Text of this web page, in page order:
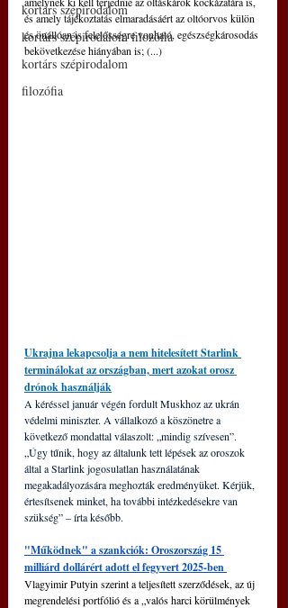
kortárs szépirodalom
kortárs szépirodalom filozófia
kortárs szépirodalom
filozófia
és amely tájékoztatás elmaradásáért az oltóorvos külön
és önállóan is felelősségre vonható, egészségkárosodás
bekövetkezése hiányában is; (...)
Ukrajna lekapcsolja a nem hitelesített Starlink
terminálokat az országban, mert azokat orosz
drónok használják
A kéréssel január végén fordult Muskhoz az ukrán
védelmi miniszter. A vállalkozó a köszönetre a
következő mondattal válaszolt: „mindig szívesen”.
„Úgy tűnik, hogy az általunk tett lépések az oroszok
által a Starlink jogosulatlan használatának
megakadályozására meghozták eredményüket. Kérjük,
értesítsenek minket, ha további intézkedésekre van
szükség” – írta később.
"Működnek" a szankciók: Oroszország 15
milliárd dollárért adott el fegyvert 2025-ben
Vlagyimir Putyin szerint a teljesített szerződések, az új
megrendelési portfólió és a „valós harci körülmények